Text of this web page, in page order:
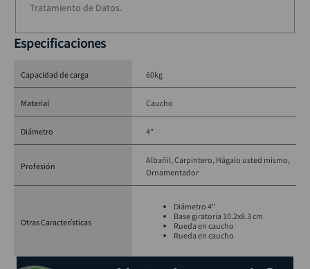
Tratamiento de Datos.
Especificaciones
Capacidad de carga 60kg
Material Caucho
Diámetro 4"
Profesión
Albañil Carpintero Hágalo usted mismo
Ornamentador
Otras Características
Diámetro 4''
Base giratoria 10.2x8.3 cm
Rueda en caucho
Rueda en caucho